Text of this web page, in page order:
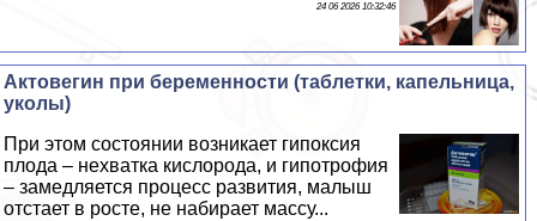
24 06 2026 10:32:46
Актовегин при беременности (таблетки, капельница,
уколы)
При этом состоянии возникает гипоксия
плода – нехватка кислорода, и гипотрофия
– замедляется процесс развития, малыш
отстает в росте, не набирает массу...